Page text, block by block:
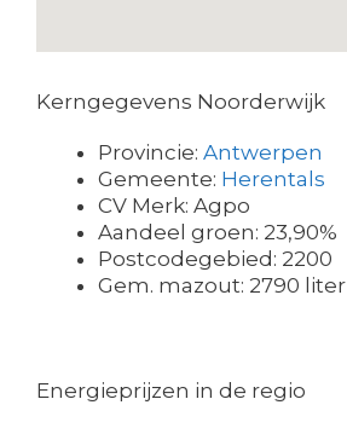
Kerngegevens Noorderwijk
Provincie: Antwerpen
Gemeente: Herentals
CV Merk: Agpo
Aandeel groen: 23,90%
Postcodegebied: 2200
Gem. mazout: 2790 liter
Energieprijzen in de regio